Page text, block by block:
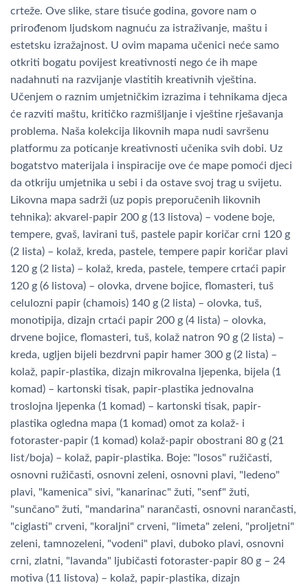
crteže. Ove slike, stare tisuće godina, govore nam o
prirođenom ljudskom nagnuću za istraživanje, maštu i
estetsku izražajnost. U ovim mapama učenici neće samo
otkriti bogatu povijest kreativnosti nego će ih mape
nadahnuti na razvijanje vlastitih kreativnih vještina.
Učenjem o raznim umjetničkim izrazima i tehnikama djeca
će razviti maštu, kritičko razmišljanje i vještine rješavanja
problema. Naša kolekcija likovnih mapa nudi savršenu
platformu za poticanje kreativnosti učenika svih dobi. Uz
bogatstvo materijala i inspiracije ove će mape pomoći djeci
da otkriju umjetnika u sebi i da ostave svoj trag u svijetu.
Likovna mapa sadrži (uz popis preporučenih likovnih
tehnika): akvarel-papir 200 g (13 listova) – vodene boje,
tempere, gvaš, lavirani tuš, pastele papir koričar crni 120 g
(2 lista) – kolaž, kreda, pastele, tempere papir koričar plavi
120 g (2 lista) – kolaž, kreda, pastele, tempere crtaći papir
120 g (6 listova) – olovka, drvene bojice, flomasteri, tuš
celulozni papir (chamois) 140 g (2 lista) – olovka, tuš,
monotipija, dizajn crtaći papir 200 g (4 lista) – olovka,
drvene bojice, flomasteri, tuš, kolaž natron 90 g (2 lista) –
kreda, ugljen bijeli bezdrvni papir hamer 300 g (2 lista) –
kolaž, papir-plastika, dizajn mikrovalna ljepenka, bijela (1
komad) – kartonski tisak, papir-plastika jednovalna
troslojna ljepenka (1 komad) – kartonski tisak, papir-
plastika ogledna mapa (1 komad) omot za kolaž- i
fotoraster-papir (1 komad) kolaž-papir obostrani 80 g (21
list/boja) – kolaž, papir-plastika. Boje: "losos" ružičasti,
osnovni ružičasti, osnovni zeleni, osnovni plavi, "ledeno"
plavi, "kamenica" sivi, "kanarinac" žuti, "senf" žuti,
"sunčano" žuti, "mandarina" narančasti, osnovni narančasti,
"ciglasti" crveni, "koraljni" crveni, "limeta" zeleni, "proljetni"
zeleni, tamnozeleni, "vodeni" plavi, duboko plavi, osnovni
crni, zlatni, "lavanda" ljubičasti fotoraster-papir 80 g – 24
motiva (11 listova) – kolaž, papir-plastika, dizajn